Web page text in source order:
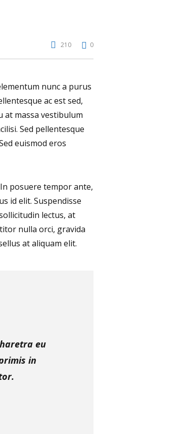
210 0
nunc a purus
ac est sed,
at massa vestibulum
Sed pellentesque
euismod eros
posuere tempor ante,
id elit. Suspendisse
lectus, at
nulla orci, gravida
at aliquam elit.
eu
in